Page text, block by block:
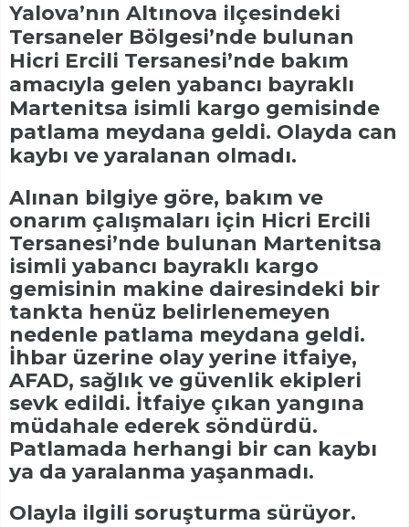
Yalova’nın Altınova ilçesindeki
Tersaneler Bölgesi’nde bulunan
Hicri Ercili Tersanesi’nde bakım
amacıyla gelen yabancı bayraklı
Martenitsa isimli kargo gemisinde
patlama meydana geldi. Olayda can
kaybı ve yaralanan olmadı.
Alınan bilgiye göre, bakım ve
onarım çalışmaları için Hicri Ercili
Tersanesi’nde bulunan Martenitsa
isimli yabancı bayraklı kargo
gemisinin makine dairesindeki bir
tankta henüz belirlenemeyen
nedenle patlama meydana geldi.
İhbar üzerine olay yerine itfaiye,
AFAD, sağlık ve güvenlik ekipleri
sevk edildi. İtfaiye çıkan yangına
müdahale ederek söndürdü.
Patlamada herhangi bir can kaybı
ya da yaralanma yaşanmadı.
Olayla ilgili soruşturma sürüyor.